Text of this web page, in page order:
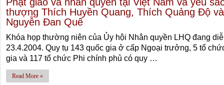
thượng Thích Huyền Quang, Thích Quảng Ðộ
Nguyễn Ðan Quế
Khóa họp thường niên của Ủy hội Nhân quyền LHQ đang
23.4.2004. Quy tụ 143 quốc gia ở cấp Ngoại trưởng, 5 tổ
gia và 117 tổ chức Phi chính phủ có quy …
Read More »